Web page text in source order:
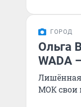
ГОРОД
Ольга
WADA
Лишённая
МОК свои